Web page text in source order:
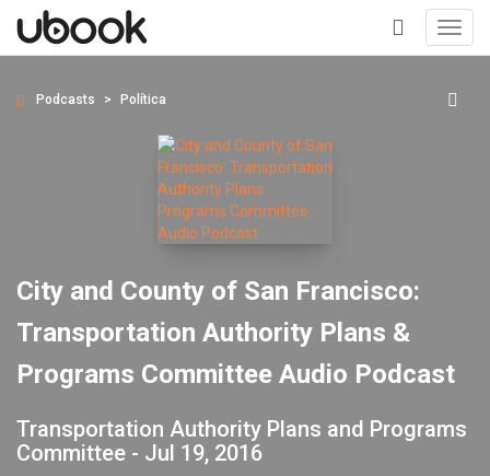
+
Podcasts Política
City and County of San Francisco:
Transportation Authority Plans &
Programs Committee Audio Podcast
Transportation Authority Plans and Programs
Committee - Jul 19, 2016